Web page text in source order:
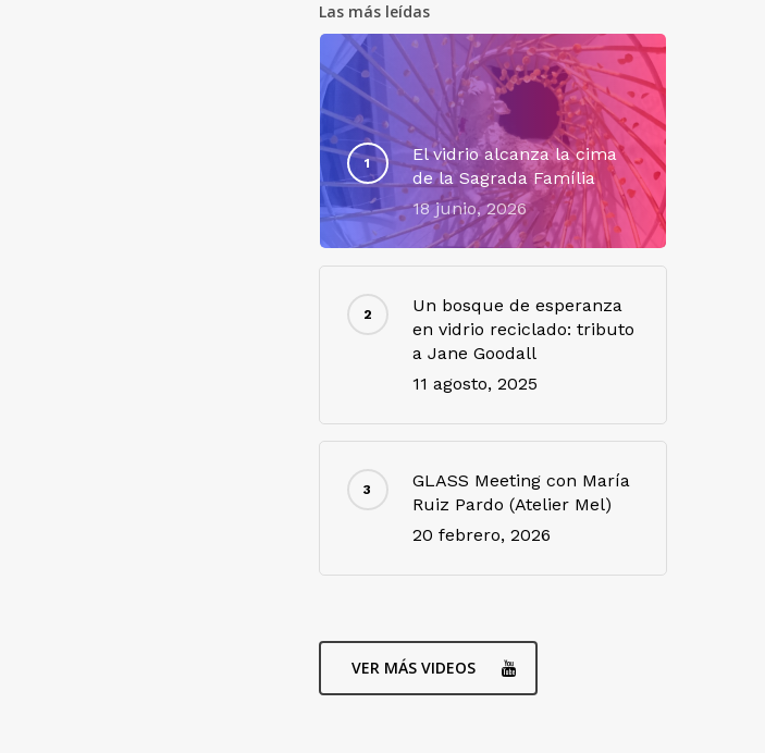
Las más leídas
El vidrio alcanza la cima
de la Sagrada Família
18 junio, 2026
Un bosque de esperanza
en vidrio reciclado: tributo
a Jane Goodall
11 agosto, 2025
GLASS Meeting con María
Ruiz Pardo (Atelier Mel)
20 febrero, 2026
VER MÁS VIDEOS